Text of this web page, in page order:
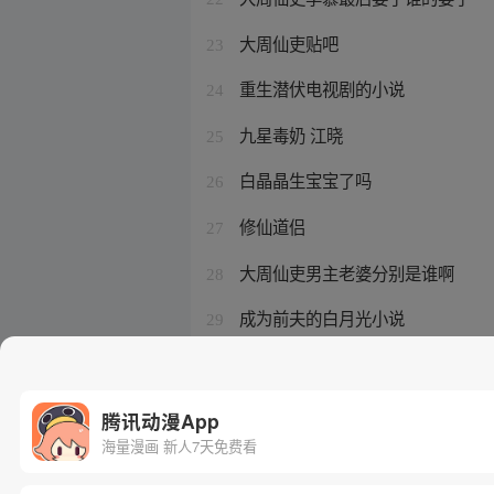
23 大周仙吏贴吧
24 重生潜伏电视剧的小说
25 九星毒奶 江晓
26 白晶晶生宝宝了吗
27 修仙道侣
28 大周仙吏男主老婆分别是谁啊
29 成为前夫的白月光小说
腾讯动漫App
海量漫画 新人7天免费看